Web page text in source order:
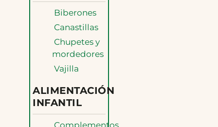
Biberones
Canastillas
Chupetes y
mordedores
Vajilla
ALIMENTACIÓN
INFANTIL